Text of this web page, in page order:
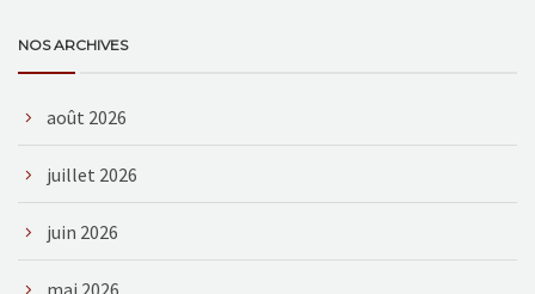
NOS ARCHIVES
août 2026
juillet 2026
juin 2026